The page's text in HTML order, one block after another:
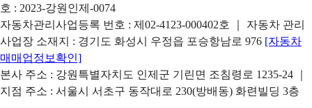
호 : 2023-강원인제-0074
자동차관리사업등록 번호 : 제02-4123-000402호 ｜ 자동차 관리
사업장 소재지 : 경기도 화성시 우정읍 포승항남로 976 [자동차
매매업정보확인]
본사 주소 : 강원특별자치도 인제군 기린면 조침령로 1235-24 ｜
지점 주소 : 서울시 서초구 동작대로 230(방배동) 화련빌딩 3층